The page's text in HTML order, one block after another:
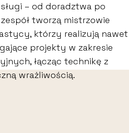
– od doradztwa po
tworzą mistrzowie
którzy realizują nawet
projekty w zakresie
łącząc technikę z
wrażliwością.